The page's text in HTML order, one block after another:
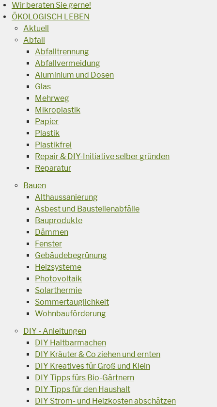
Wir beraten Sie gerne!
ÖKOLOGISCH LEBEN
Aktuell
Abfall
Abfalltrennung
Abfallvermeidung
Aluminium und Dosen
Glas
Mehrweg
Mikroplastik
Papier
Plastik
Plastikfrei
Repair & DIY-Initiative selber gründen
Reparatur
Bauen
Althaussanierung
Asbest und Baustellenabfälle
Bauprodukte
Dämmen
Fenster
Gebäudebegrünung
Heizsysteme
Photovoltaik
Solarthermie
Sommertauglichkeit
Wohnbauförderung
DIY - Anleitungen
DIY Haltbarmachen
DIY Kräuter & Co ziehen und ernten
DIY Kreatives für Groß und Klein
DIY Tipps fürs Bio-Gärtnern
DIY Tipps für den Haushalt
DIY Strom- und Heizkosten abschätzen